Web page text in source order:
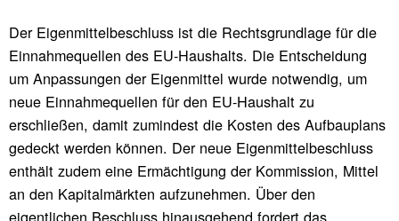
Der Eigenmittelbeschluss ist die Rechtsgrundlage für die
Einnahmequellen des EU-Haushalts. Die Entscheidung
um Anpassungen der Eigenmittel wurde notwendig, um
neue Einnahmequellen für den EU-Haushalt zu
erschließen, damit zumindest die Kosten des Aufbauplans
gedeckt werden können. Der neue Eigenmittelbeschluss
enthält zudem eine Ermächtigung der Kommission, Mittel
an den Kapitalmärkten aufzunehmen. Über den